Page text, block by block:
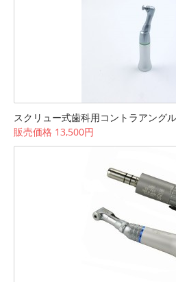
スクリュー式歯科用コントラアングル
販売価格 13,500円